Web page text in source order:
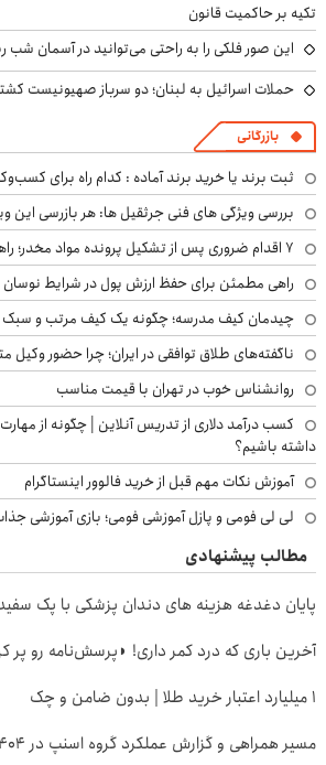
تکیه بر حاکمیت قانون
این صور فلکی را به راحتی می‌توانید در آسمان شب
حملات اسرائیل به لبنان؛ دو سرباز صهیونیست
بازرگانی
ثبت برند یا خرید برند آماده : کدام راه برای
بررسی ویژگی های فنی جرثقیل ها: هر بازرسی این
۷ اقدام ضروری پس از تشکیل پرونده مواد مخدر؛ راهنمای خانواده‌ها
راهی مطمئن برای حفظ ارزش پول در شرایط نوسان
چیدمان کیف مدرسه؛ چگونه یک کیف مرتب و سبک
ناگفته‌های طلاق توافقی در ایران؛ چرا حضور
روانشناس خوب در تهران با قیمت مناسب
کسب درآمد دلاری از تدریس آنلاین | چگونه از
داشته باشیم؟
آموزش نکات مهم قبل از خرید فالوور اینستاگرام
لی لی فومی و پازل آموزشی فومی؛ بازی آموزشی
مطالب پیشنهادی
پایان دغدغه هزینه های دندان پزشکی با پک
آخرین باری که درد کمر داری! ◗پرسش‌نامه رو پر
۱ میلیارد اعتبار خرید طلا | بدون ضامن و چک
مسیر همراهی و گزارش عملکرد گروه اسنپ در ۱۴۰۴